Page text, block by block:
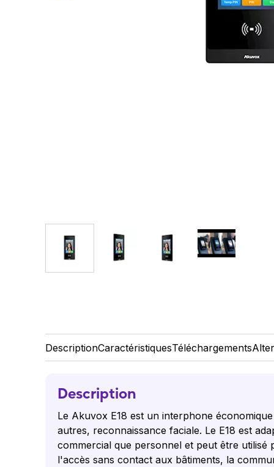
DescriptionCaractéristiquesTéléchargements
Description
Le Akuvox E18 est un interphone
autres, reconnaissance faciale. Le E18 est
commercial que personnel et peut être
l'accès sans contact aux bâtiments, la